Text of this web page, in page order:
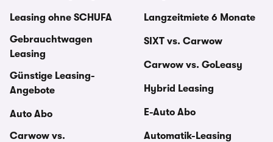
Leasing ohne SCHUFA
Gebrauchtwagen
Leasing
Günstige Leasing-
Angebote
Auto Abo
Carwow vs.
Langzeitmiete 6 Monate
SIXT vs. Carwow
Carwow vs. GoLeasy
Hybrid Leasing
E-Auto Abo
Automatik-Leasing